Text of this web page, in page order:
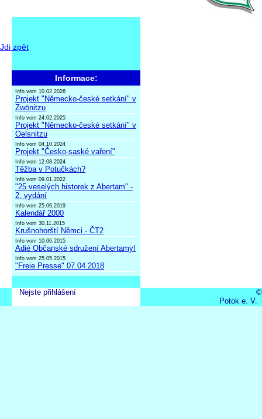
Jdi zpět
Informace:
Info vom 10.02.2026
Projekt "Německo-české setkání" v
Zwönitzu
Info vom 24.02.2025
Projekt "Německo-české setkání" v
Oelsnitzu
Info vom 04.10.2024
Projekt "Česko-saské vaření"
Info vom 12.08.2024
Těžba v Potučkách?
Info vom 09.01.2022
"25 veselých historek z Abertam" -
2. vydání
Info vom 25.06.2019
Kalendář 2000
Info vom 30.11.2015
Krušnohorští Němci - ČT2
Info vom 10.06.2015
Adié Občanské sdružení Abertamy!
Info vom 25.05.2015
"Freie Presse" 07.04.2018
Nejste přihlášení
©
Potok e. V.